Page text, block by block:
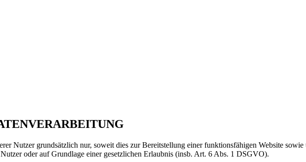
Nutzer grundsätzlich nur, soweit dies zur Bereitstellung einer funktionsfähigen Website
oder auf Grundlage einer gesetzlichen Erlaubnis (insb. Art. 6 Abs. 1 DSGVO).